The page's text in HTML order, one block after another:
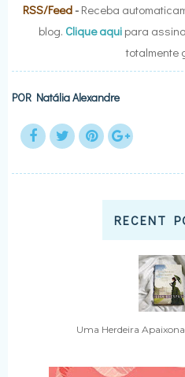
RSS/Feed- Receba
blog. Clique aquipara
totalmente
POR Natália Alexandre
RECENT
Uma Herdeira